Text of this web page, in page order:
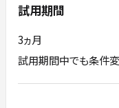
試用期間
3ヵ月
試用期間中でも条件変